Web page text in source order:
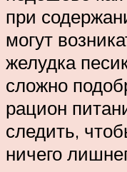
при
могут
желудка
сложно
рацион
следить,
ничего